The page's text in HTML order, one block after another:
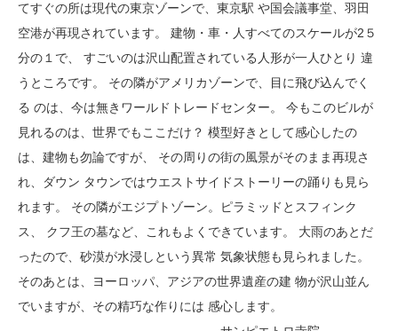
てすぐの所は現代の東京ゾーンで、東京駅 や国会議事堂、羽田
空港が再現されています。 建物・車・人すべてのスケールが2５
分の１で、 すごいのは沢山配置されている人形が一人ひとり 違
うところです。 その隣がアメリカゾーンで、目に飛び込んでく
る のは、今は無きワールドトレードセンター。 今もこのビルが
見れるのは、世界でもここだけ？ 模型好きとして感心したの
は、建物も勿論ですが、 その周りの街の風景がそのまま再現さ
れ、ダウン タウンではウエストサイドストーリーの踊りも見ら
れます。 その隣がエジプトゾーン。ピラミッドとスフィンク
ス、 クフ王の墓など、これもよくできています。 大雨のあとだ
ったので、砂漠が水浸しという異常 気象状態も見られました。
そのあとは、ヨーロッパ、アジアの世界遺産の建 物が沢山並ん
でいますが、その精巧な作りには 感心します。